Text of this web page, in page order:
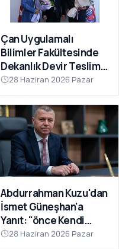
Çan Uygulamalı
Bilimler Fakültesinde
Dekanlık Devir Teslim
Töreni Gerçekleştirildi
28 Haziran 2026 Pazar
Abdurrahman Kuzu'dan
İsmet Güneşhan'a
Yanıt: "önce Kendi
Sorumluluk Alanınıza
28 Haziran 2026 Pazar